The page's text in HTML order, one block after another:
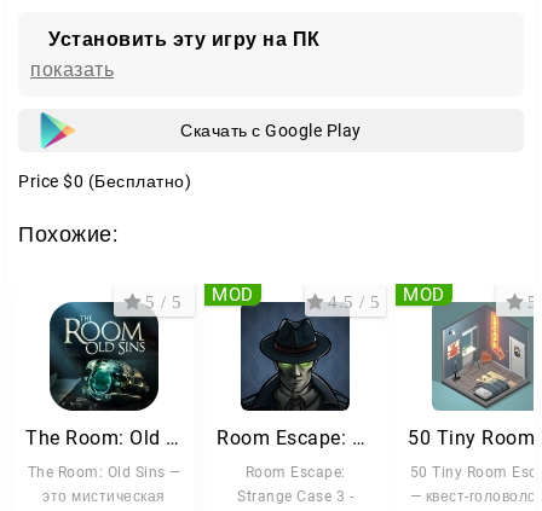
Установить эту игру на ПК
показать
Скачать с Google Play
Price $0 (Бесплатно)
Похожие:
The Room: Old Sins
The Room: Old Sins —
это мистическая
5 / 5
Room Escape: Strange Case 3
Room Escape:
Strange Case 3 -
4.5 / 5
MOD
50 Tiny Room
— квест-
5
MOD